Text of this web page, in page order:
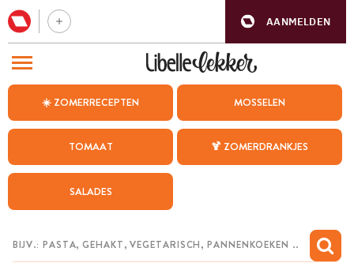
AANMELDEN
☀️ ZOMERRECEPTEN MOSSELEN
TOMAAT 🍹 ZOMERDRANKJES
SALADES
BEZOEK ONZE ANDERE WEBSITES
WEEKMENU
CHAT MET MAIA
MIJN BEWAARDE RECEPTEN